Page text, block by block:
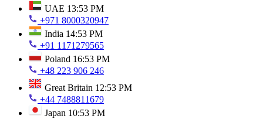
UAE 13:53 PM
+971 8000320947
India 14:53 PM
+91 1171279565
Poland 16:53 PM
+48 223 906 246
Great Britain 12:53 PM
+44 7488811679
Japan 10:53 PM